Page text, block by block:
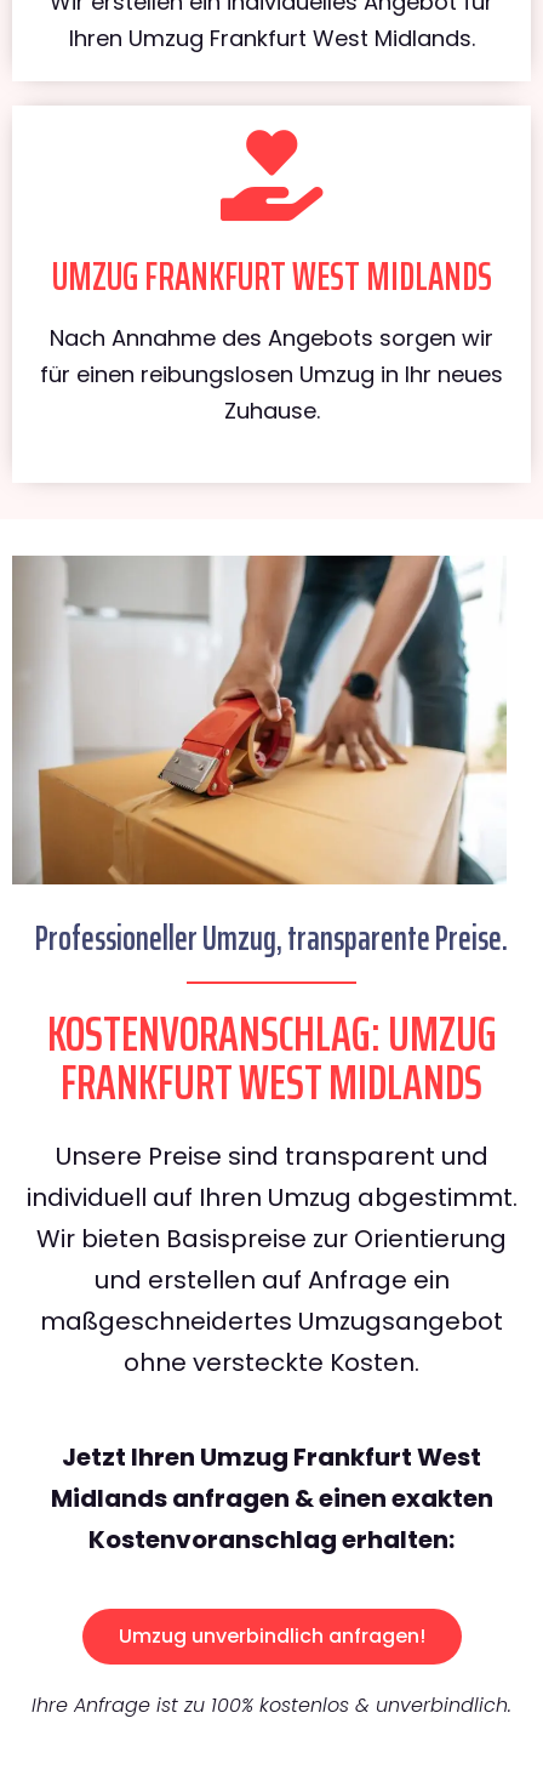
Ihren Umzug Frankfurt West Midlands.
UMZUG FRANKFURT WEST MIDLANDS
Nach Annahme des Angebots sorgen wir
für einen reibungslosen Umzug in Ihr neues
Zuhause.
Professioneller Umzug, transparente Preise.
KOSTENVORANSCHLAG: UMZUG
FRANKFURT WEST MIDLANDS
Unsere Preise sind transparent und
individuell auf Ihren Umzug abgestimmt.
Wir bieten Basispreise zur Orientierung
und erstellen auf Anfrage ein
maßgeschneidertes Umzugsangebot
ohne versteckte Kosten.
Jetzt Ihren Umzug Frankfurt West
Midlands anfragen & einen exakten
Kostenvoranschlag erhalten:
Umzug unverbindlich anfragen!
Ihre Anfrage ist zu 100% kostenlos & unverbindlich.